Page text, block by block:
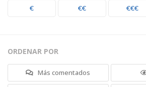
€ €€ €€€
ORDENAR POR
Más comentados